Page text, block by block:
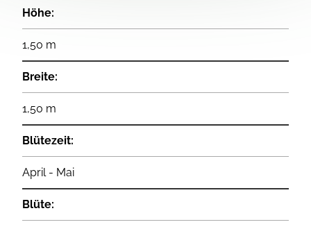
Höhe:
1,50 m
Breite:
1,50 m
Blütezeit:
April - Mai
Blüte: